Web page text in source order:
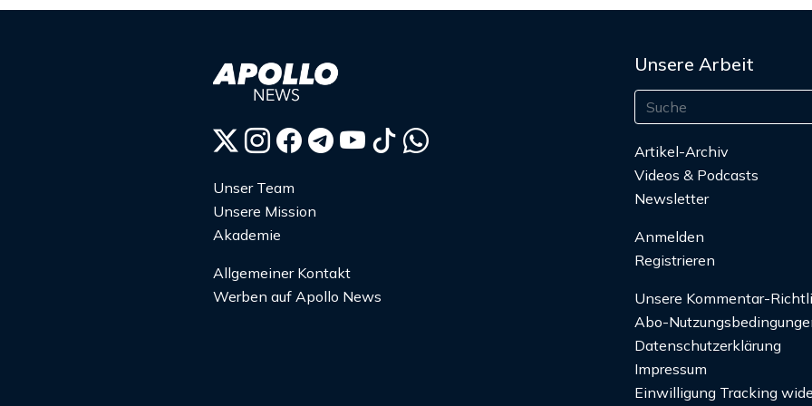
Unser Team
Unsere Mission
Akademie
Allgemeiner Kontakt
Werben auf Apollo News
Unsere Arbeit
Artikel-Archiv
Videos & Podcasts
Newsletter
Anmelden
Registrieren
Unsere Kommentar-
Abo-
Datenschutzerklärung
Impressum
Einwilligung Tracking